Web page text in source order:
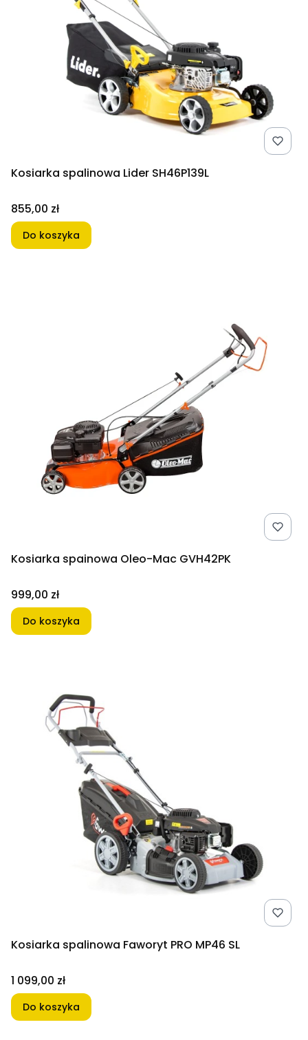
Kosiarka spalinowa Lider SH46P139L
Cena
855,00 zł
Do koszyka
Kosiarka spainowa Oleo-Mac GVH42PK
Cena
999,00 zł
Do koszyka
Kosiarka spalinowa Faworyt PRO MP46 SL
Cena
1 099,00 zł
Do koszyka